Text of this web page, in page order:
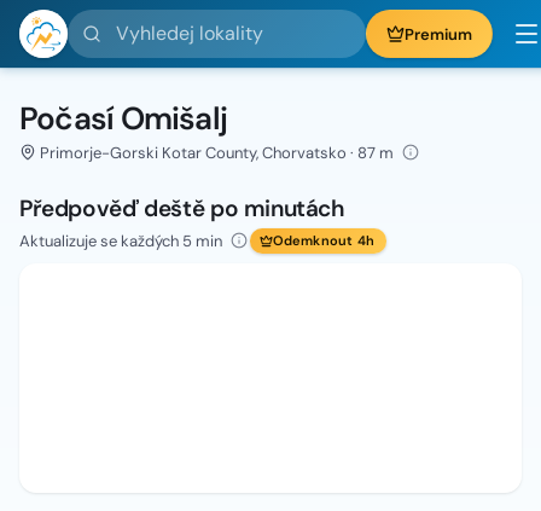
Vyhledej lokality Premium
Počasí Omišalj
Primorje-Gorski Kotar County, Chorvatsko · 87 m
Předpověď deště po minutách
Aktualizuje se každých 5 min Odemknout 4h